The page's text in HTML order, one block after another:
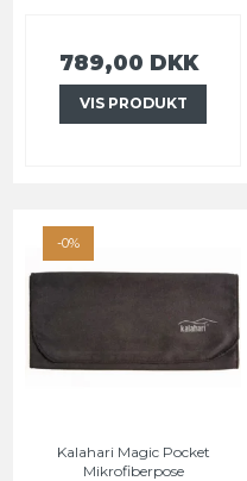
789,00 DKK
VIS PRODUKT
-0%
Kalahari Magic Pocket
Mikrofiberpose